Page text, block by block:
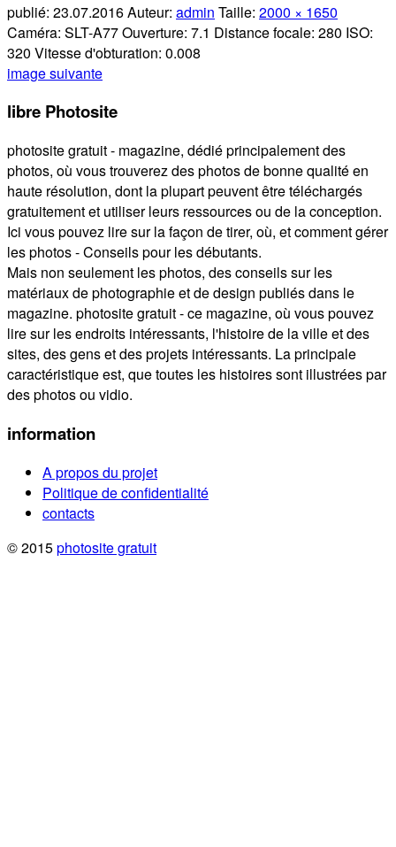
publié: 23.07.2016Auteur: admin Taille: 2000 × 1650
Caméra: SLT-A77Ouverture: 7.1 Distance focale: 280 ISO:
320 Vitesse d'obturation: 0.008
image suivante
libre Photosite
photosite gratuit - magazine, dédié principalement des
photos, où vous trouverez des photos de bonne qualité en
haute résolution, dont la plupart peuvent être téléchargés
gratuitement et utiliser leurs ressources ou de la conception.
Ici vous pouvez lire sur la façon de tirer, où, et comment gérer
les photos - Conseils pour les débutants.
Mais non seulement les photos, des conseils sur les
matériaux de photographie et de design publiés dans le
magazine. photosite gratuit - ce magazine, où vous pouvez
lire sur les endroits intéressants, l'histoire de la ville et des
sites, des gens et des projets intéressants. La principale
caractéristique est, que toutes les histoires sont illustrées par
des photos ou vidio.
information
A propos du projet
Politique de confidentialité
contacts
© 2015photosite gratuit